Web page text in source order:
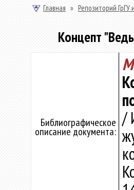
Главная » Репозиторий ГрГУ
Концепт
Библиографическое
описание документа:
/